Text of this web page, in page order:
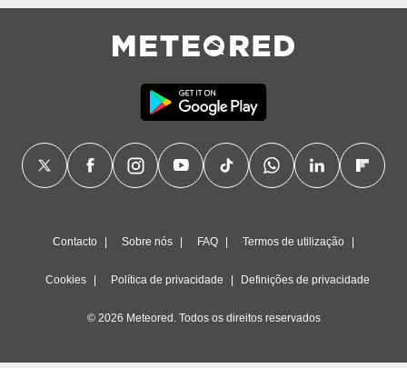
Contacto Sobre nós FAQ Termos de utilização
Cookies Política de privacidade Definições de privacidade
© 2026 Meteored. Todos os direitos reservados